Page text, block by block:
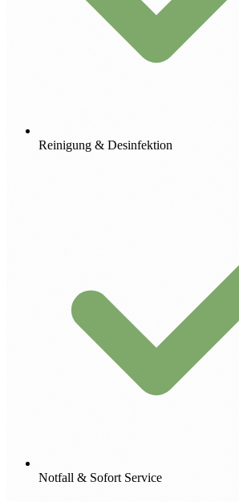
Reinigung & Desinfektion
Notfall & Sofort Service